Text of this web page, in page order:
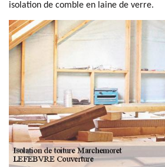
isolation de comble en laine de verre.